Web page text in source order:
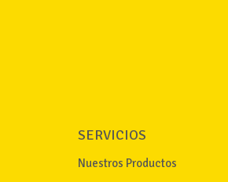
SERVICIOS
Nuestros Productos